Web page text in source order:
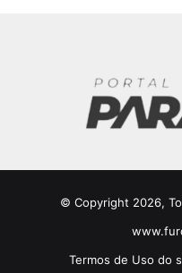
© Copyright 2026,
Termos de Uso do